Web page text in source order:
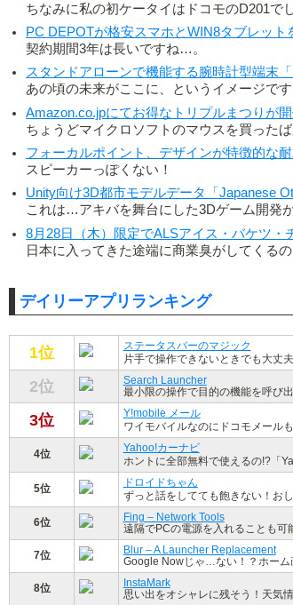
ちなみに私の初ケータイはドコモのD201でし
PC DEPOTが格安スマホとWIN8タブレッ
契約期間3年は長いですね…。
スタンドアローンで機能する腕時計型端末
あの頃の未来がここに、というイメージです
Amazon.co.jpにてお得なトリプルまつりが
ちょうどマイクロソフトのマウスを買ったば
フォーカルポイント、デザインが特徴的な
スピーカーっぽくない！
Unity向け3D都市モデルデータ「Japanese
これは…アキバを舞台にした3Dゲーム開発
8月28日（木）限定でALSアイス・バケツ
日本に入ってきた途端に商業臭がしてくる
デイリーアプリランキング
1位
ステータスバーのマジック
片手で操作できないときでも大丈
2位
Search Launcher
最小限の操作で目的の機能を呼び
3位
Y!mobile メール
ワイモバイルなのにドコモメール
4位
Yahoo!カーナビ
ホントに全部無料で使えるの!?「
5位
ドロイドちゃん
ずっと話をしてても飽きない！お
6位
Fing – Network Tools
遠隔でPCの電源を入れることも可
7位
Blur – A Launcher Replacement
Google Nowじゃ…ない！？ホーム
8位
InstaMark
思い出をオシャレに残そう！天気